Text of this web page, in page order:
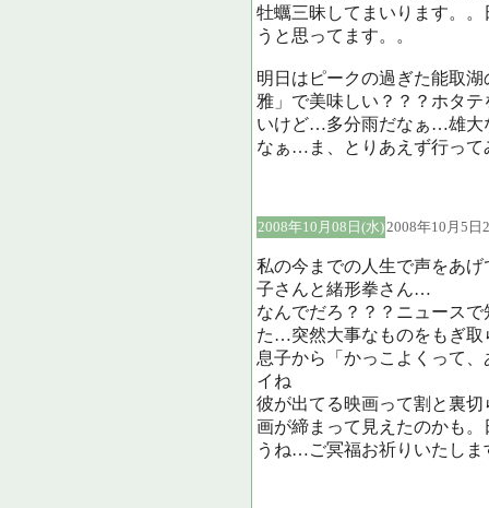
牡蠣三昧してまいります。
うと思ってます。。
明日はピークの過ぎた能取
雅」で美味しい？？？ホタ
いけど…多分雨だなぁ…雄大
なぁ…ま、とりあえず行って
2008年10月08日(水)2008年10月5
私の今までの人生で声をあ
子さんと緒形拳さん…
なんでだろ？？？ニュース
た…突然大事なものをもぎ
息子から「かっこよくって
イね
彼が出てる映画って割と裏
画が締まって見えたのかも
うね…ご冥福お祈りいたしま